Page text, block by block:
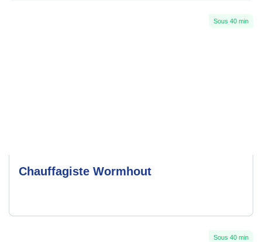
Sous 40 min
Chauffagiste Wormhout
Sous 40 min